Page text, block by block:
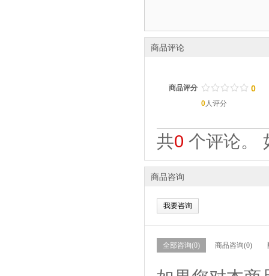
商品评论
商品评分 / / / / /
. . . . . 0
0人评分
共0 个评论。
商品咨询
我要咨询
全部咨询(0) 商品咨询(0)